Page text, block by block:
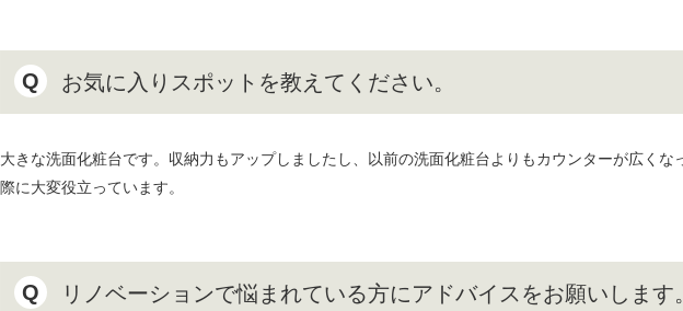
Q お気に入りスポットを教えてください。
大きな洗面化粧台です。収納力もアップしましたし、以前の洗面化粧台よりもカウンターが広くな
際に大変役立っています。
Q リノベーションで悩まれている方にアドバイスをお願いします。